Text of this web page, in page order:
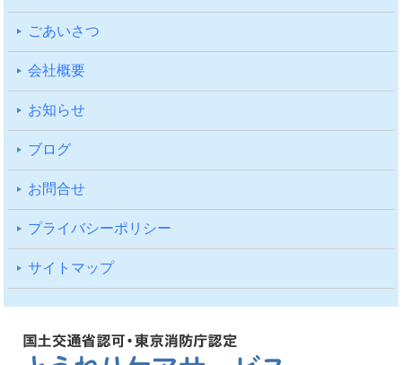
ごあいさつ
会社概要
お知らせ
ブログ
お問合せ
プライバシーポリシー
サイトマップ